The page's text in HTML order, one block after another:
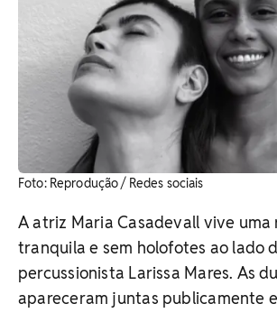
Foto: Reprodução / Redes sociais
A atriz Maria Casadevall vive uma
tranquila e sem holofotes ao lado
percussionista Larissa Mares. As
apareceram juntas publicamente